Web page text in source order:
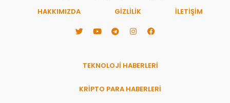
HAKKIMIZDA GIZLILIK İLETİŞİM
TEKNOLOJİ HABERLERİ
KRİPTO PARA HABERLERİ